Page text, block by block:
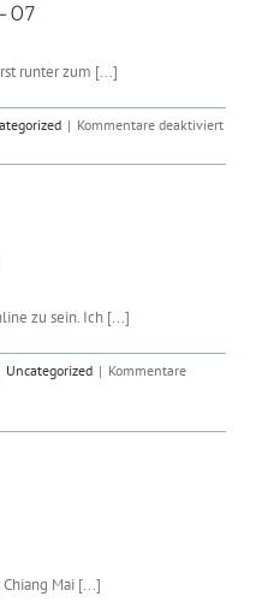
07
runter zum [...]
| Kommentare deaktiviertfür
zu sein. Ich [...]
Uncategorized | Kommentare
Mai [...]